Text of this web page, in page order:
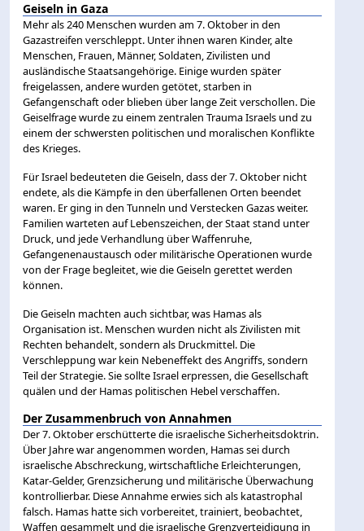
Geiseln in Gaza
Mehr als 240 Menschen wurden am 7. Oktober in den
Gazastreifen verschleppt. Unter ihnen waren Kinder, alte
Menschen, Frauen, Männer, Soldaten, Zivilisten und
ausländische Staatsangehörige. Einige wurden später
freigelassen, andere wurden getötet, starben in
Gefangenschaft oder blieben über lange Zeit verschollen. Die
Geiselfrage wurde zu einem zentralen Trauma Israels und zu
einem der schwersten politischen und moralischen Konflikte
des Krieges.
Für Israel bedeuteten die Geiseln, dass der 7. Oktober nicht
endete, als die Kämpfe in den überfallenen Orten beendet
waren. Er ging in den Tunneln und Verstecken Gazas weiter.
Familien warteten auf Lebenszeichen, der Staat stand unter
Druck, und jede Verhandlung über Waffenruhe,
Gefangenenaustausch oder militärische Operationen wurde
von der Frage begleitet, wie die Geiseln gerettet werden
können.
Die Geiseln machten auch sichtbar, was Hamas als
Organisation ist. Menschen wurden nicht als Zivilisten mit
Rechten behandelt, sondern als Druckmittel. Die
Verschleppung war kein Nebeneffekt des Angriffs, sondern
Teil der Strategie. Sie sollte Israel erpressen, die Gesellschaft
quälen und der Hamas politischen Hebel verschaffen.
Der Zusammenbruch von Annahmen
Der 7. Oktober erschütterte die israelische Sicherheitsdoktrin.
Über Jahre war angenommen worden, Hamas sei durch
israelische Abschreckung, wirtschaftliche Erleichterungen,
Katar-Gelder, Grenzsicherung und militärische Überwachung
kontrollierbar. Diese Annahme erwies sich als katastrophal
falsch. Hamas hatte sich vorbereitet, trainiert, beobachtet,
Waffen gesammelt und die israelische Grenzverteidigung in